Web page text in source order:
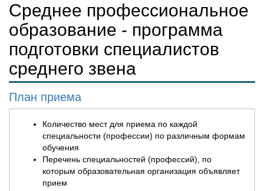
Среднее профессиональное
образование - программа
подготовки специалистов
среднего звена
План приема
Количество мест для приема по каждой
специальности (профессии) по различным формам
обучения
Перечень специальностей (профессий), по
которым образовательная организация объявляет
прием